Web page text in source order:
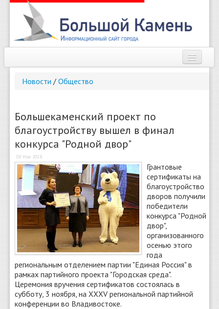
Справочник
Погода
О сайте
Найти
Новости / Общество
Большекаменский проект по
благоустройству вышел в финал
конкурса "Родной двор"
08 Ноя 2018
Грантовые
сертификаты на
благоустройство
дворов получили
победители
конкурса "Родной
двор",
организованного
осенью этого
года
региональным отделением партии "Единая Россия" в
рамках партийного проекта "Городская среда".
Церемония вручения сертификатов состоялась в
субботу, 3 ноября, на XXXV региональной партийной
конференции во Владивостоке.